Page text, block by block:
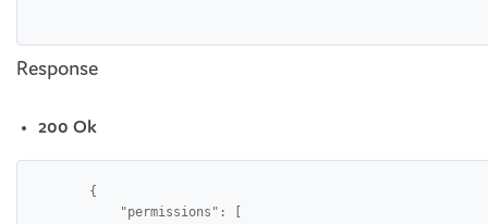
Response
200 Ok
        {
            "permissions": [